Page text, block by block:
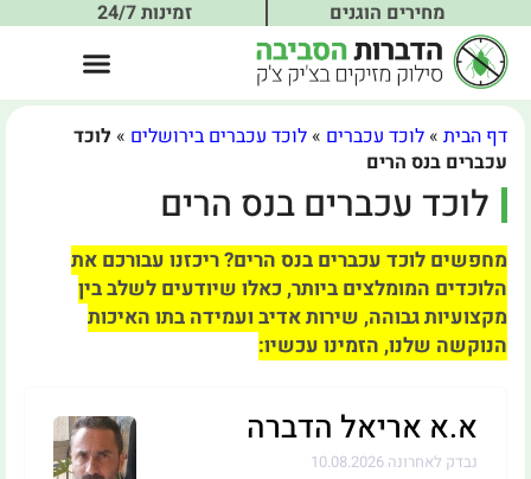
מחירים הוגנים זמינות 24/7
דף הבית »לוכד עכברים »לוכד עכברים בירושלים »לוכד
עכברים בנס הרים
לוכד עכברים בנס הרים
מחפשים לוכד עכברים בנס הרים? ריכזנו עבורכם את
הלוכדים המומלצים ביותר, כאלו שיודעים לשלב בין
מקצועיות גבוהה, שירות אדיב ועמידה בתו האיכות
הנוקשה שלנו, הזמינו עכשיו:
א.א אריאל הדברה
נבדק לאחרונה 10.08.2026